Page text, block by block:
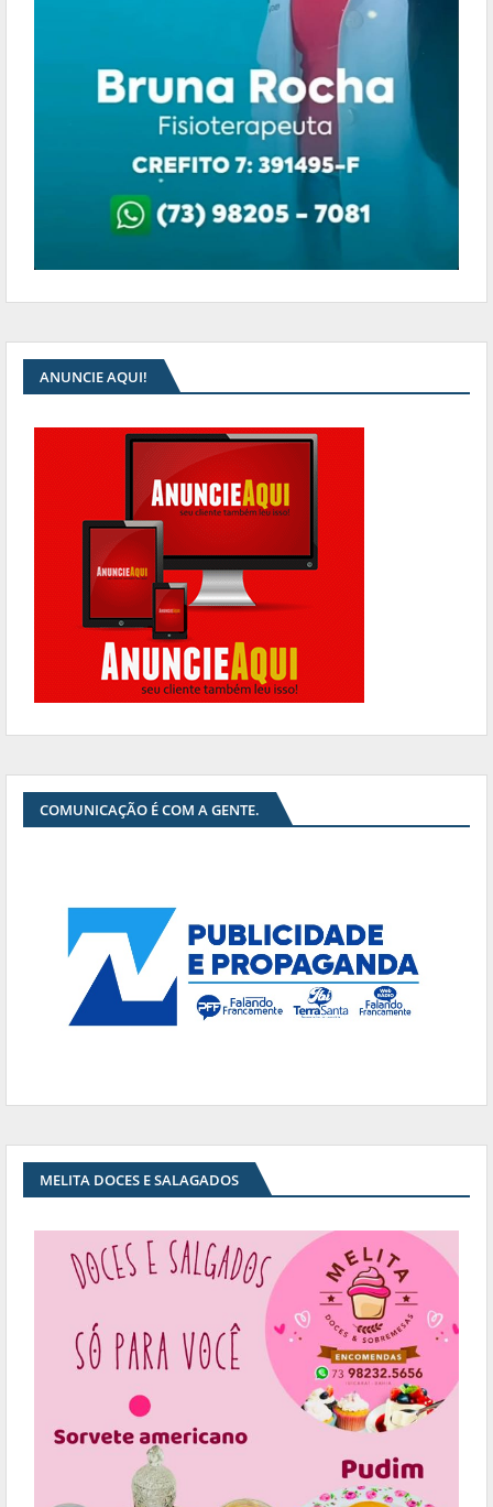
ANUNCIE AQUI!
COMUNICAÇÃO É COM A GENTE.
MELITA DOCES E SALAGADOS